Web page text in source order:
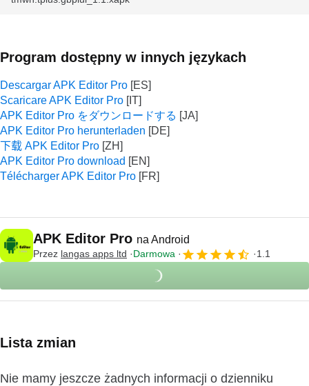
Program dostępny w innych językach
Descargar APK Editor Pro
Scaricare APK Editor Pro
APK Editor Pro をダウンロードする
APK Editor Pro herunterladen
下载 APK Editor Pro
APK Editor Pro download
Télécharger APK Editor Pro
APK Editor Pro na Android
Przez langas apps ltd Darmowa 1.1
Lista zmian
Nie mamy jeszcze żadnych informacji o dzienniku